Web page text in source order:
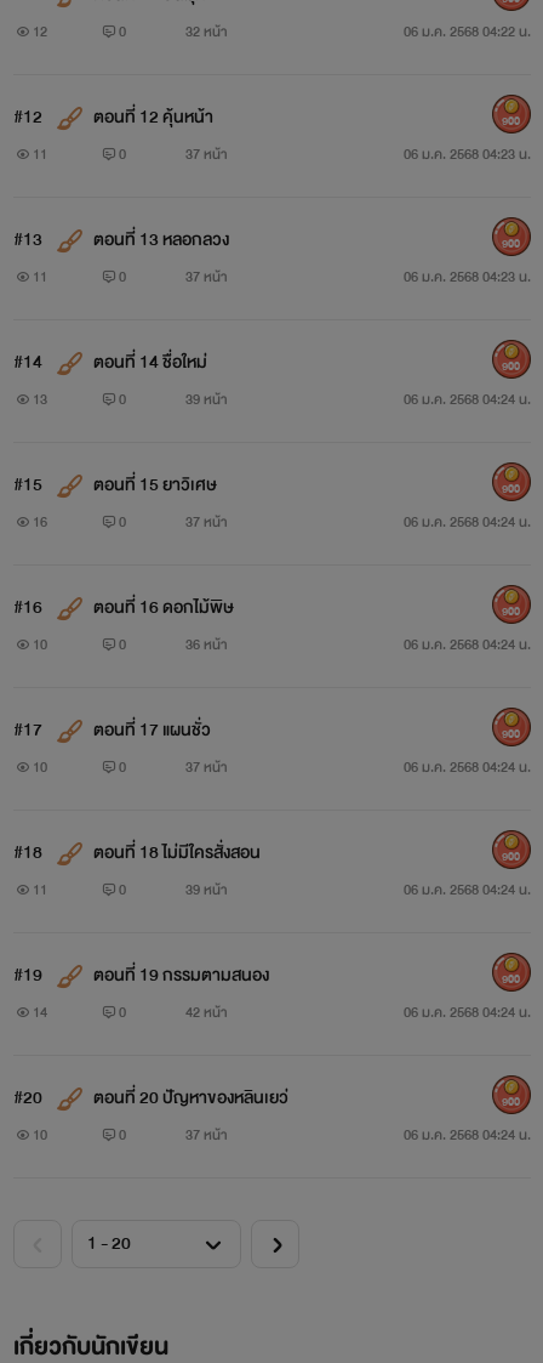
12 0 32 หน้า 06 ม.ค. 2568 04:22 น.
#12 ตอนที่ 12 คุ้นหน้า
11 0 37 หน้า 06 ม.ค. 2568 04:23 น.
900
#13 ตอนที่ 13 หลอกลวง
11 0 37 หน้า 06 ม.ค. 2568 04:23 น.
900
#14 ตอนที่ 14 ชื่อใหม่
13 0 39 หน้า 06 ม.ค. 2568 04:24 น.
900
#15 ตอนที่ 15 ยาวิเศษ
16 0 37 หน้า 06 ม.ค. 2568 04:24 น.
900
#16 ตอนที่ 16 ดอกไม้พิษ
10 0 36 หน้า 06 ม.ค. 2568 04:24 น.
900
#17 ตอนที่ 17 แผนชั่ว
10 0 37 หน้า 06 ม.ค. 2568 04:24 น.
900
#18 ตอนที่ 18 ไม่มีใครสั่งสอน
11 0 39 หน้า 06 ม.ค. 2568 04:24 น.
900
#19 ตอนที่ 19 กรรมตามสนอง
14 0 42 หน้า 06 ม.ค. 2568 04:24 น.
900
#20 ตอนที่ 20 ปัญหาของหลินเยว่
10 0 37 หน้า 06 ม.ค. 2568 04:24 น.
900
เกี่ยวกับนักเขียน